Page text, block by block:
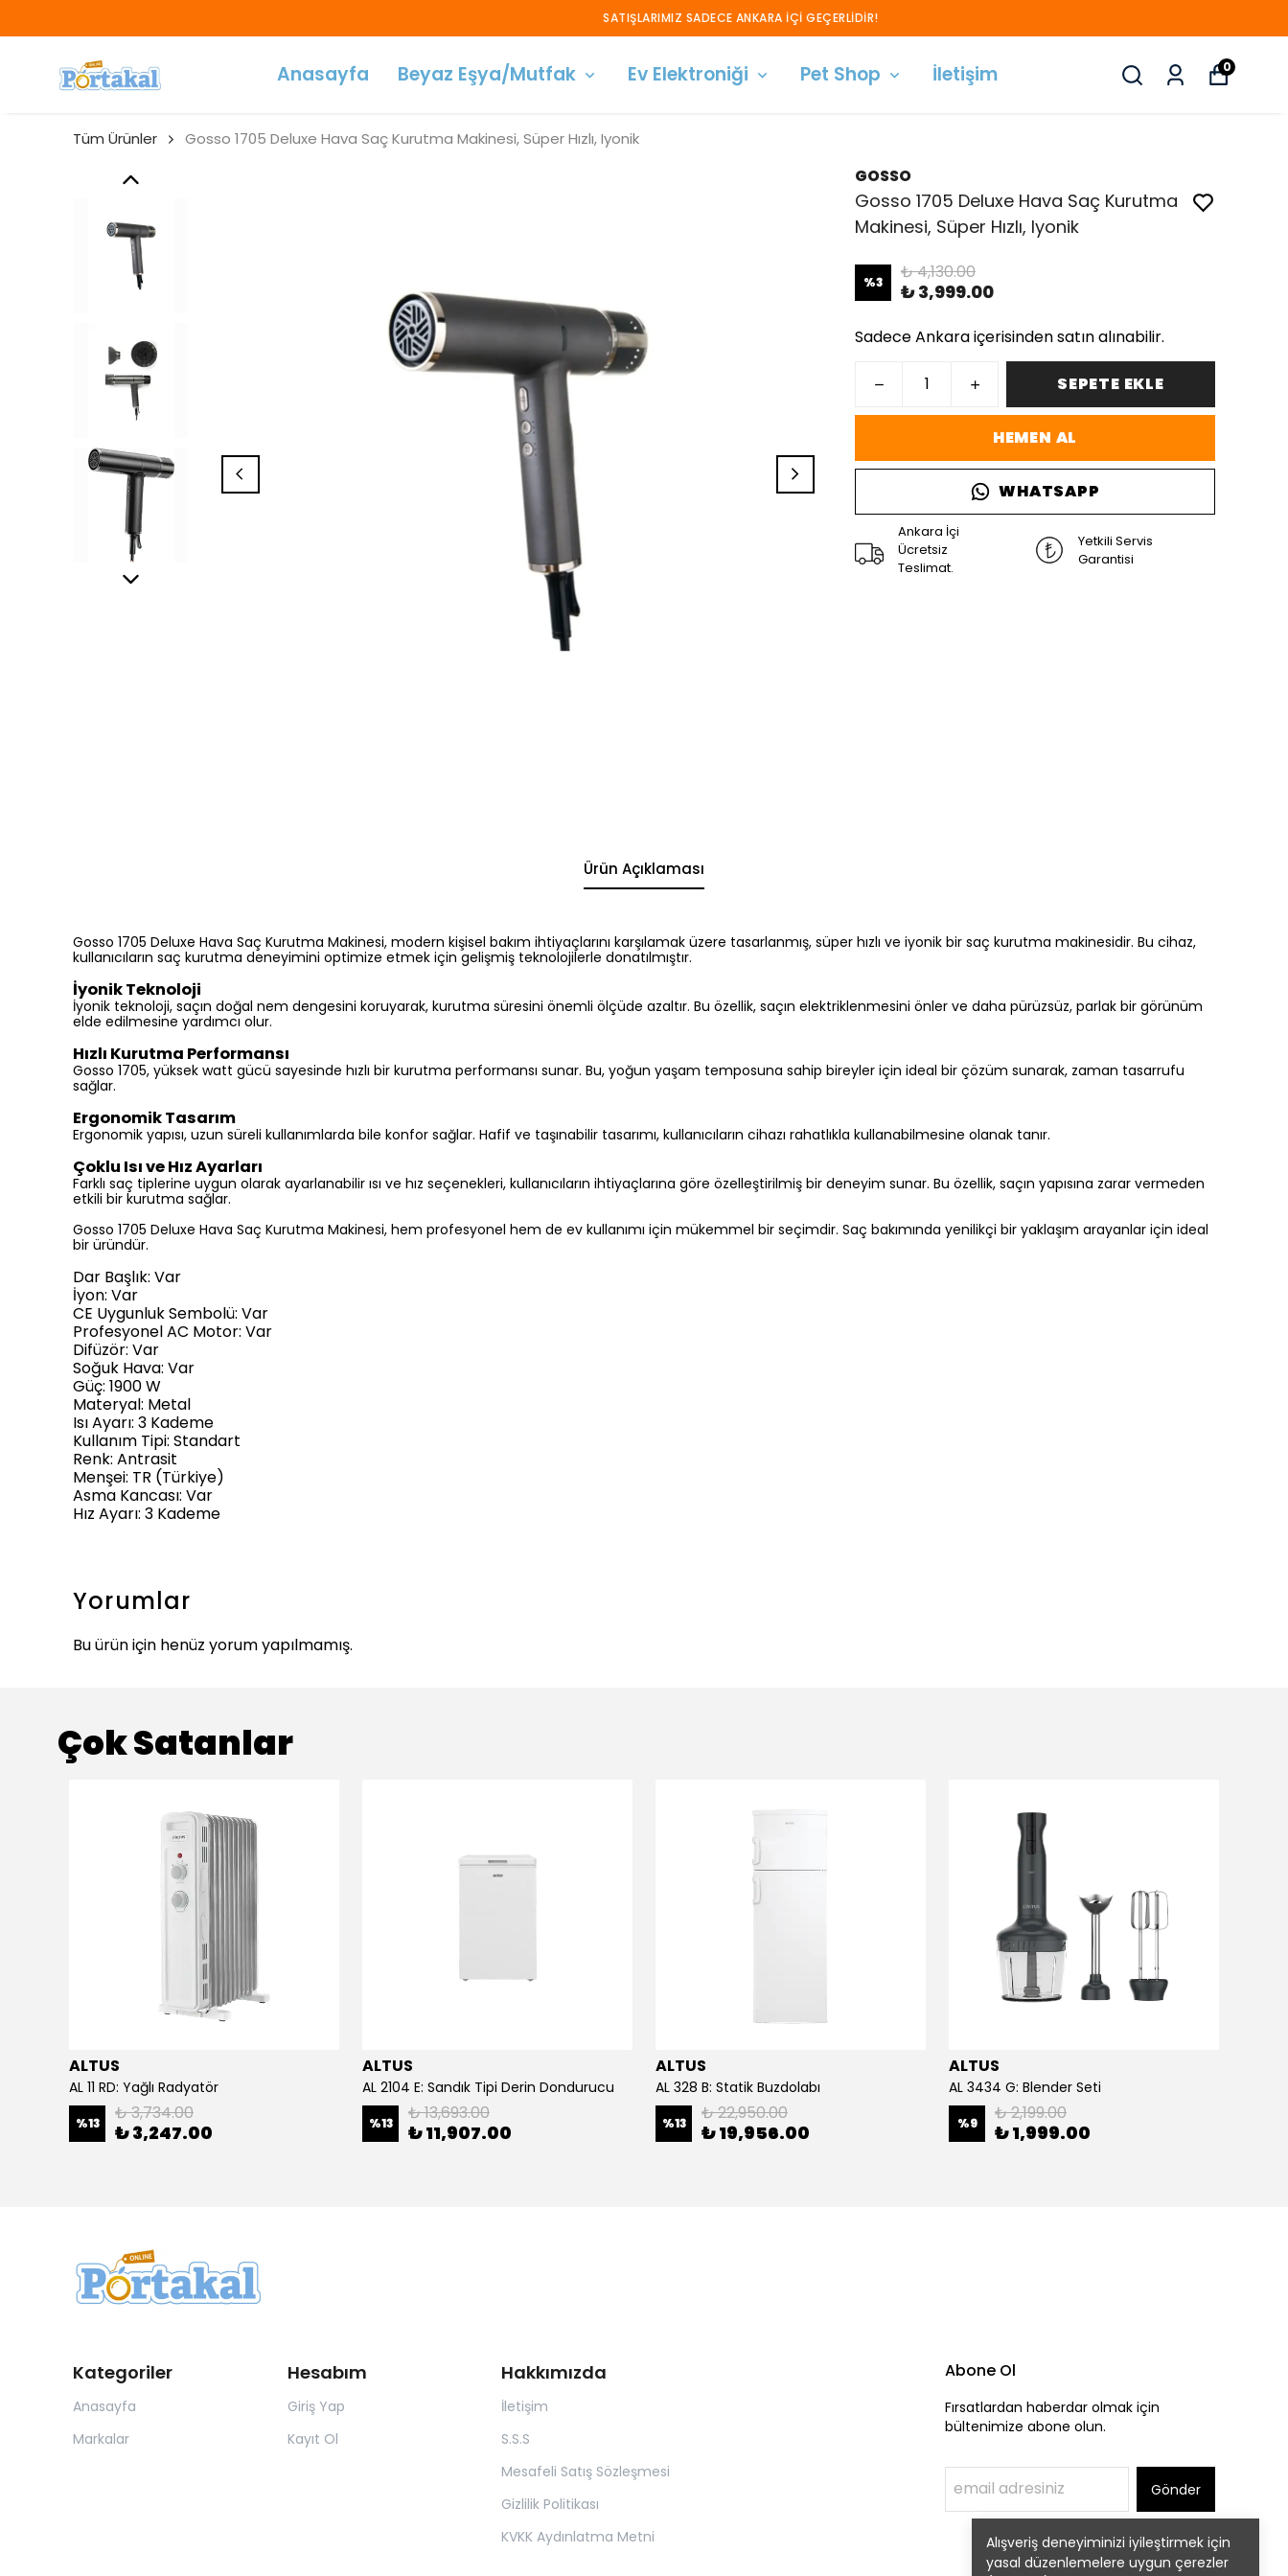
SATIŞLARIMIZ SADECE ANKARA İÇİ GEÇERLİDİR!
Anasayfa Beyaz Eşya/Mutfak Ev Elektroniği Pet Shop İletişim 0
Alışveriş deneyiminizi iyileştirmek için
yasal düzenlemelere uygun çerezler
Tüm Ürünler Gosso 1705 Deluxe Hava Saç Kurutma Makinesi, Süper Hızlı, Iyonik
GOSSO
Gosso 1705 Deluxe Hava Saç Kurutma
Makinesi, Süper Hızlı, Iyonik
%3 ₺ 4,130.00
₺ 3,999.00
Sadece Ankara içerisinden satın alınabilir.
SEPETE EKLE
HEMEN AL
WHATSAPP
Ankara İçi
Ücretsiz
Teslimat.
Yetkili Servis
Garantisi
Ürün Açıklaması
Gosso 1705 Deluxe Hava Saç Kurutma Makinesi, modern kişisel bakım ihtiyaçlarını karşılamak üzere tasarlanmış, süper hızlı ve iyonik bir saç kurutma makinesidir. Bu cihaz,
kullanıcıların saç kurutma deneyimini optimize etmek için gelişmiş teknolojilerle donatılmıştır.
İyonik Teknoloji
İyonik teknoloji, saçın doğal nem dengesini koruyarak, kurutma süresini önemli ölçüde azaltır. Bu özellik, saçın elektriklenmesini önler ve daha pürüzsüz, parlak bir görünüm
elde edilmesine yardımcı olur.
Hızlı Kurutma Performansı
Gosso 1705, yüksek watt gücü sayesinde hızlı bir kurutma performansı sunar. Bu, yoğun yaşam temposuna sahip bireyler için ideal bir çözüm sunarak, zaman tasarrufu
sağlar.
Ergonomik Tasarım
Ergonomik yapısı, uzun süreli kullanımlarda bile konfor sağlar. Hafif ve taşınabilir tasarımı, kullanıcıların cihazı rahatlıkla kullanabilmesine olanak tanır.
Çoklu Isı ve Hız Ayarları
Farklı saç tiplerine uygun olarak ayarlanabilir ısı ve hız seçenekleri, kullanıcıların ihtiyaçlarına göre özelleştirilmiş bir deneyim sunar. Bu özellik, saçın yapısına zarar vermeden
etkili bir kurutma sağlar.
Gosso 1705 Deluxe Hava Saç Kurutma Makinesi, hem profesyonel hem de ev kullanımı için mükemmel bir seçimdir. Saç bakımında yenilikçi bir yaklaşım arayanlar için ideal
bir üründür.
Dar Başlık: Var
İyon: Var
CE Uygunluk Sembolü: Var
Profesyonel AC Motor: Var
Difüzör: Var
Soğuk Hava: Var
Güç: 1900 W
Materyal: Metal
Isı Ayarı: 3 Kademe
Kullanım Tipi: Standart
Renk: Antrasit
Menşei: TR (Türkiye)
Asma Kancası: Var
Hız Ayarı: 3 Kademe
Yorumlar
Bu ürün için henüz yorum yapılmamış.
Çok Satanlar
ALTUS
AL 11 RD: Yağlı Radyatör
%13 ₺ 3,734.00
₺ 3,247.00
ALTUS
AL 2104 E: Sandık Tipi Derin Dondurucu
%13 ₺ 13,693.00
₺ 11,907.00
ALTUS
AL 328 B: Statik Buzdolabı
%13 ₺ 22,950.00
₺ 19,956.00
ALTUS
AL 3434 G: Blender Seti
%9 ₺ 2,199.00
₺ 1,999.00
Kategoriler
Anasayfa
Markalar
Hesabım
Giriş Yap
Kayıt Ol
Hakkımızda
İletişim
S.S.S
Mesafeli Satış Sözleşmesi
Gizlilik Politikası
KVKK Aydınlatma Metni
Abone Ol
Fırsatlardan haberdar olmak için
bültenimize abone olun.
Gönder